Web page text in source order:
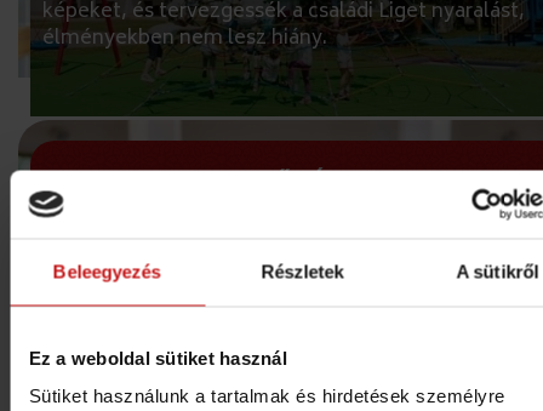
Beleegyezés Részletek A sütikről
Ez a weboldal sütiket használ
Sütiket használunk a tartalmak és hirdetések személyre
képeket, és tervezgessék a családi Liget nyaralást,
élményekben nem lesz hiány.
ISMERJE MEG ELSŐKÉNT
legújabb akcióinkat!
HÍRLEVÉL FELIRATKOZÁS
ÉRDEMES TUDNI HŰSÉGPROGRAM
ADATVÉDELEM
ÁSZF PARTNEREK KAPCSOLAT